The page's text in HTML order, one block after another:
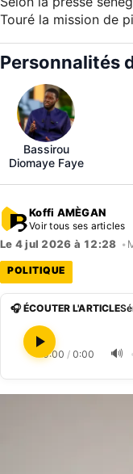
Touré la mission de
Personnalités
Bassirou
Diomaye Faye
Koffi AMÈGAN
Voir tous ses articles
Le 4 jul 2026 à 12:28 •
POLITIQUE
🎧 ÉCOUTER L'ARTICLE
0:00 / 0:00 🔊